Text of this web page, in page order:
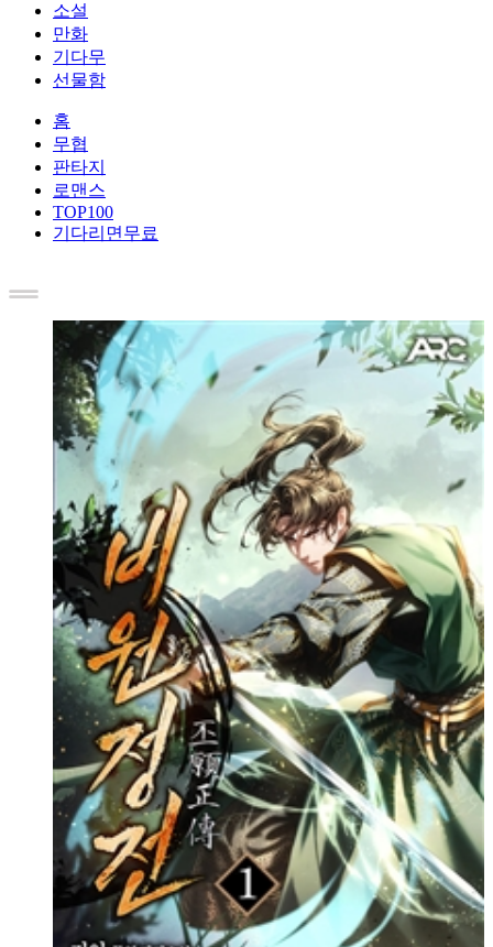
소설
만화
기다무
선물함
홈
무협
판타지
로맨스
TOP100
기다리면무료